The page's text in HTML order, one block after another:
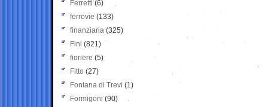
Ferretti (6)
ferrovie (133)
finanziaria (325)
Fini (821)
fioriere (5)
Fitto (27)
Fontana di Trevi (1)
Formigoni (90)